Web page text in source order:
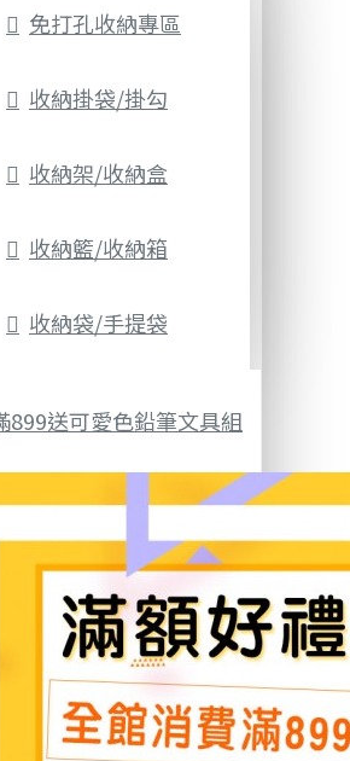
免打孔收納專區
收納掛袋/掛勾
收納架/收納盒
收納籃/收納箱
收納袋/手提袋
899送可愛色鉛筆文具組